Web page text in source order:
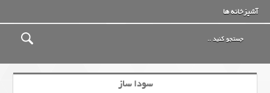
آشپزخانه ها
سودا ساز